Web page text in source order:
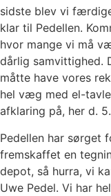
sidste blev vi
klar til Pedellen.
hvor mange vi må
dårlig samvittighed.
måtte have vores
hel væg med el-
afklaring på, her d.
Pedellen har sørget
fremskaffet en
depot, så hurra, vi
Uwe Pedel. Vi har